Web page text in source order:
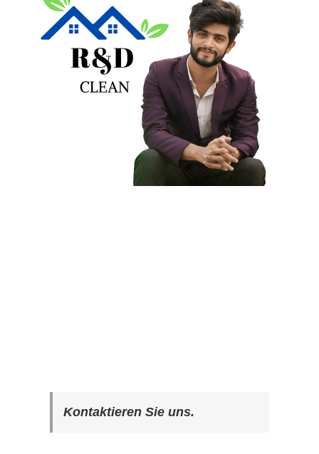
Kontaktieren Sie uns.